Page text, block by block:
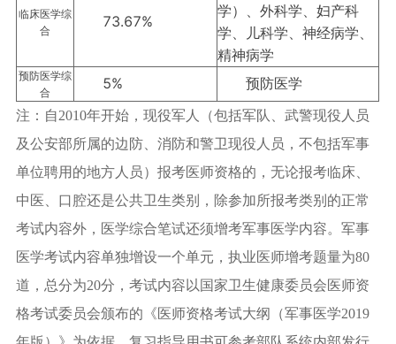
临床医学综
合
73.67%
学）、外科学、妇产科
学、儿科学、神经病学、
精神病学
预防医学综
合
5% 预防医学
注：自2010年开始，现役军人（包括军队、武警现役人员
及公安部所属的边防、消防和警卫现役人员，不包括军事
单位聘用的地方人员）报考医师资格的，无论报考临床、
中医、口腔还是公共卫生类别，除参加所报考类别的正常
考试内容外，医学综合笔试还须增考军事医学内容。军事
医学考试内容单独增设一个单元，执业医师增考题量为80
道，总分为20分，考试内容以国家卫生健康委员会医师资
格考试委员会颁布的《医师资格考试大纲（军事医学2019